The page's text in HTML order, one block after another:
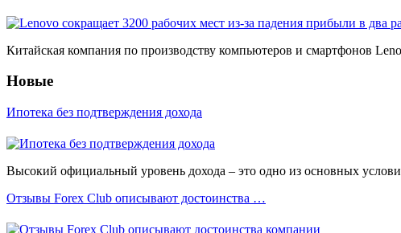
Китайская компания по производству компьютеров и смартфонов
Новые
Ипотека без подтверждения дохода
Высокий официальный уровень дохода – это одно из основных
Отзывы Forex Сlub описывают достоинства …